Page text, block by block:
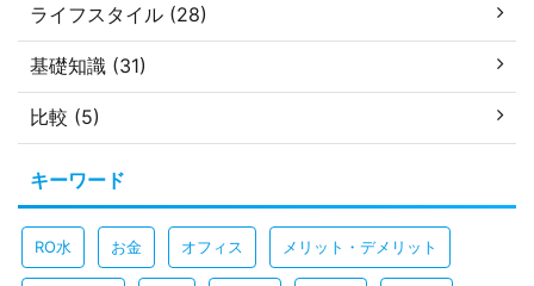
ライフスタイル (28)
基礎知識 (31)
比較 (5)
キーワード
RO水 お金 オフィス メリット・デメリット